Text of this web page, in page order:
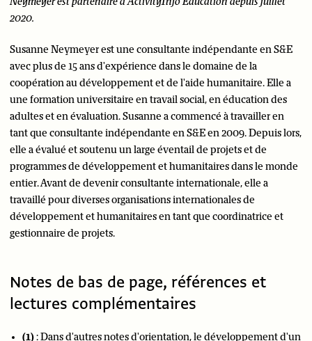
2020.
Susanne Neymeyer est une consultante indépendante en S&E
avec plus de 15 ans d'expérience dans le domaine de la
coopération au développement et de l'aide humanitaire. Elle a
une formation universitaire en travail social, en éducation des
adultes et en évaluation. Susanne a commencé à travailler en
tant que consultante indépendante en S&E en 2009. Depuis lors,
elle a évalué et soutenu un large éventail de projets et de
programmes de développement et humanitaires dans le monde
entier. Avant de devenir consultante internationale, elle a
travaillé pour diverses organisations internationales de
développement et humanitaires en tant que coordinatrice et
gestionnaire de projets.
Notes de bas de page, références et
lectures complémentaires
(1): Dans d'autres notes d'orientation, le développement d'un